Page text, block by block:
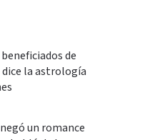
de
la astrología
un romance